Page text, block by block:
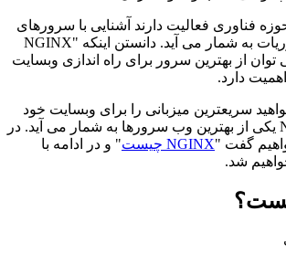
فناوری فعالیت دارند آشنایی با سرورهای
مختلف یکی از ضروریات به شمار می آید. دانستن اینکه "NGINX
از بهترین سرور برای راه اندازی وبسایت
دارد.
سریعترین میزبانی را برای وبسایت خود
داشته باشید NGINX یکی از بهترین وب سرورها به شمار می آید. در
گفت "NGINX چیست
" و در ادامه با
شد.